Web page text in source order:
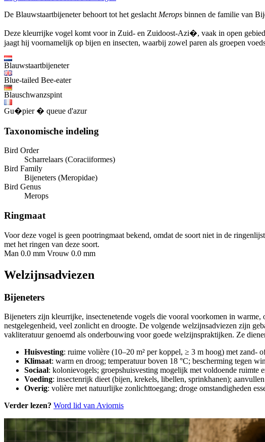
De Blauwstaartbijeneter behoort tot het geslacht Merops binnen de familie van
Deze kleurrijke vogel komt voor in Zuid- en Zuidoost-Azi�, vaak in open
jaagt hij voornamelijk op bijen en insecten, waarbij zowel paren als groepen
Blauwstaartbijeneter
Blue-tailed Bee-eater
Blauschwanzspint
Gu�pier � queue d'azur
Taxonomische indeling
Bird Order
Scharrelaars (Coraciiformes)
Bird Family
Bijeneters (Meropidae)
Bird Genus
Merops
Ringmaat
Voor deze vogel is geen pootringmaat bekend, omdat de soort niet in de
met het ringen van deze soort.
Man 0.0 mm Vrouw 0.0 mm
Welzijnsadviezen
Bijeneters
Bijeneters zijn kleurrijke, insectenetende vogels die vooral voorkomen in
nestgelegenheid, veel zonlicht en droogte. De volgende welzijnsadviezen zijn
vakliteratuur genoemd als onderbouwing voor goede welzijnspraktijken. Ze
Huisvesting: ruime volière (10–20 m² per koppel, ≥ 3 m hoog) met zand-
Klimaat: warm en droog; temperatuur boven 18 °C; bescherming tegen
Sociaal: kolonievogels; groepshuisvesting mogelijk met voldoende ruimte
Voeding: insectenrijk dieet (bijen, krekels, libellen, sprinkhanen);
Overig: volière met natuurlijke zonlichttoegang; droge omstandigheden
Verder lezen? Word lid van Aviornis